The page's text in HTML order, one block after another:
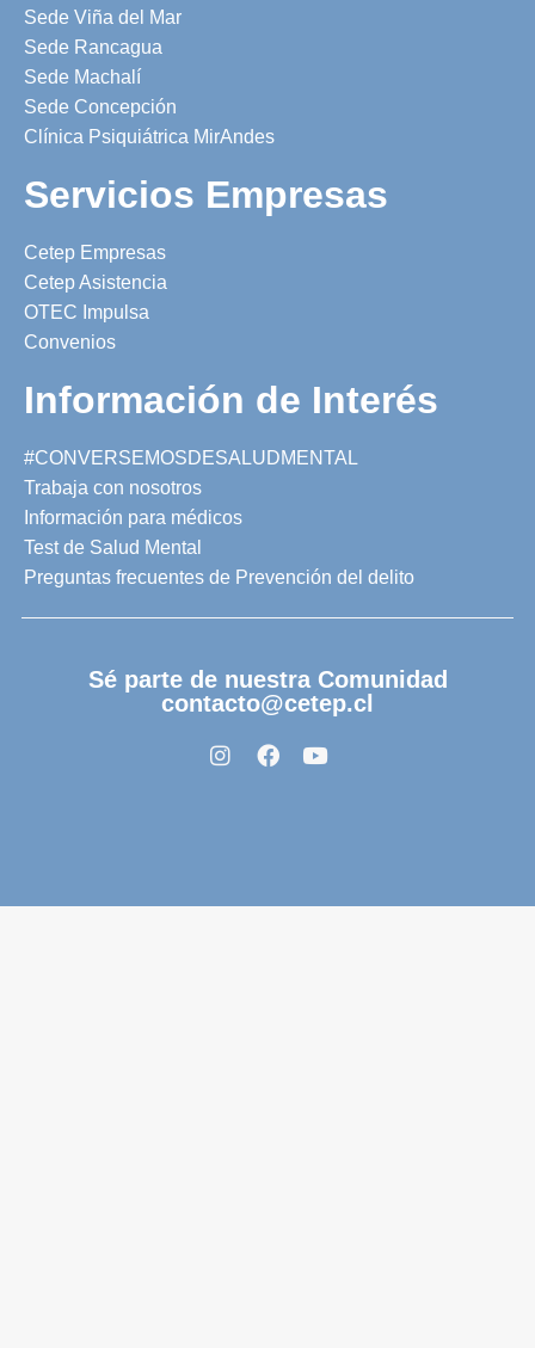
Sede Viña del Mar
Sede Rancagua
Sede Machalí
Sede Concepción
Clínica Psiquiátrica MirAndes
Servicios Empresas
Cetep Empresas
Cetep Asistencia
OTEC Impulsa
Convenios
Información de Interés
#CONVERSEMOSDESALUDMENTAL
Trabaja con nosotros
Información para médicos
Test de Salud Mental
Preguntas frecuentes de Prevención del delito
Sé parte de nuestra Comunidad
contacto@cetep.cl